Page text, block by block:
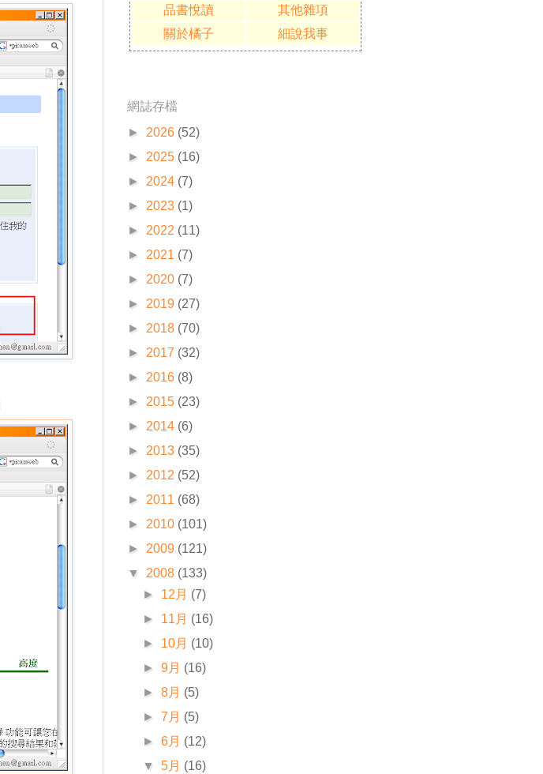
品書悅讀
其他雜項
關於橘子
細說我事
網誌存檔
► 2026 (52)
► 2025 (16)
► 2024 (7)
► 2023 (1)
► 2022 (11)
► 2021 (7)
► 2020 (7)
► 2019 (27)
► 2018 (70)
► 2017 (32)
► 2016 (8)
► 2015 (23)
► 2014 (6)
► 2013 (35)
► 2012 (52)
► 2011 (68)
► 2010 (101)
► 2009 (121)
▼
2008 (133)
► 12月 (7)
► 11月 (16)
► 10月 (10)
►9月 (16)
►8月 (5)
►7月 (5)
►6月 (12)
▼
5月 (16)